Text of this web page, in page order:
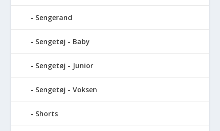
Sengerand
Sengetøj - Baby
Sengetøj - Junior
Sengetøj - Voksen
Shorts